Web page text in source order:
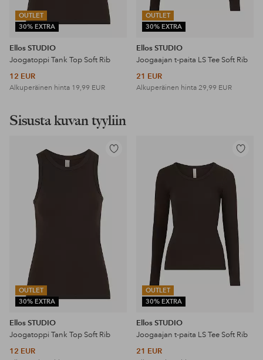
OUTLET
30% EXTRA
Ellos STUDIO
Joogatoppi Tank Top Soft Rib
12 EUR
Alkuperäinen hinta 19,99 EUR
OUTLET
30% EXTRA
Ellos STUDIO
Joogaajan t-paita LS Tee Soft Rib
21 EUR
Alkuperäinen hinta 29,99 EUR
Sisusta kuvan tyyliin
OUTLET
30% EXTRA
Lisää
Ellos STUDIO
Joogatoppi Tank Top Soft Rib
12 EUR
OUTLET
30% EXTRA
Lisää
Ellos STUDIO
Joogaajan t-paita LS Tee Soft Rib
21 EUR